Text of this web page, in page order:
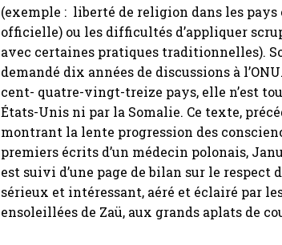
(exemple : liberté de religion dans les
officielle) ou les difficultés d’appliquer
avec certaines pratiques traditionnelles).
demandé dix années de discussions à
cent- quatre-vingt-treize pays, elle n’est
États-Unis ni par la Somalie. Ce texte,
montrant la lente progression des
premiers écrits d’un médecin polonais,
est suivi d’une page de bilan sur le respect
sérieux et intéressant, aéré et éclairé par
ensoleillées de Zaü, aux grands aplats de